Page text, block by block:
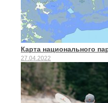
Карта национального
27.04.2022